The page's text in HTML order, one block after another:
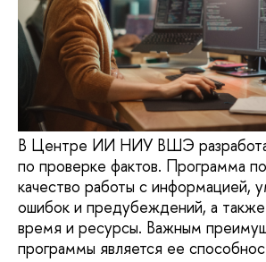
В Центре ИИ НИУ ВШЭ
по проверке фактов. Программа
качество работы с информацией,
ошибок и предубеждений, а
время и ресурсы. Важным
программы является ее